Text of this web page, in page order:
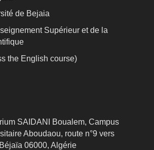
de Bejaia
Supérieur et de la
the English course)
SAIDANI Boualem, Campus
Aboudaou, route n°9 vers
06000, Algérie